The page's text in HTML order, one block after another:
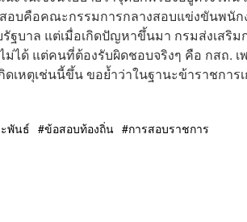
อบคือคณะกรรมการกลางสอบแข่งขันพนั
ฐบาล แต่เมื่อเกิดปัญหาขึ้นมา กรมส่งเสริ
ได้ แต่คนที่ต้องรับผิดชอบจริงๆ คือ กสถ.
ดเหตุเช่นนี้ขึ้น ขอย้ำว่าในฐานะข้าราชการ
พันธ์ ข้อสอบท้องถิ่น การสอบราชการ